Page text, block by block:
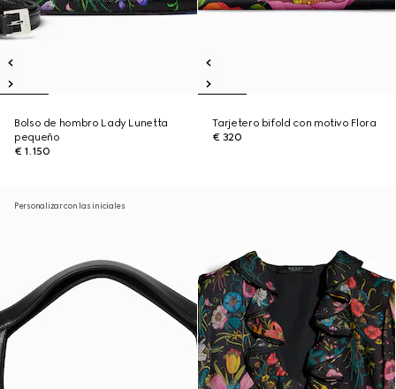
Bolso de hombro Lady Lunetta
pequeño
€ 1.150
Tarjetero bifold con motivo Flora
€ 320
Personalizar con las iniciales